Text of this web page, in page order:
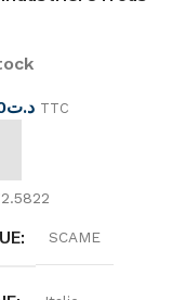
د.ت TTC
AU PANIER
SCAME